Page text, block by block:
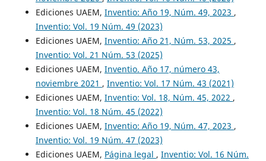
Ediciones UAEM, Inventio: Año 19, Núm. 49, 2023 ,
Inventio: Vol. 19 Núm. 49 (2023)
Ediciones UAEM, Inventio: Año 21, Núm. 53, 2025 ,
Inventio: Vol. 21 Núm. 53 (2025)
Ediciones UAEM, Inventio. Año 17, número 43,
noviembre 2021 , Inventio: Vol. 17 Núm. 43 (2021)
Ediciones UAEM, Inventio: Vol. 18, Núm. 45, 2022 ,
Inventio: Vol. 18 Núm. 45 (2022)
Ediciones UAEM, Inventio: Año 19, Núm. 47, 2023 ,
Inventio: Vol. 19 Núm. 47 (2023)
Ediciones UAEM, Página legal , Inventio: Vol. 16 Núm.